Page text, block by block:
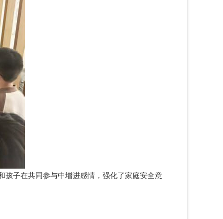
孩子在共同参与中增进感情，强化了家庭安全意